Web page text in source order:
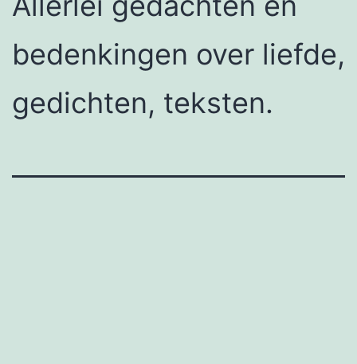
bedenkingen over liefde,
gedichten, teksten.